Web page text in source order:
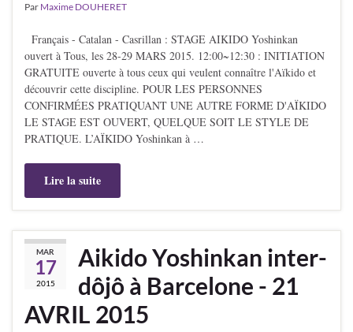
Par Maxime DOUHERET
Français - Catalan - Casrillan : STAGE AIKIDO Yoshinkan
ouvert à Tous, les 28-29 MARS 2015. 12:00~12:30 : INITIATION
GRATUITE ouverte à tous ceux qui veulent connaître l'Aïkido et
découvrir cette discipline. POUR LES PERSONNES
CONFIRMÉES PRATIQUANT UNE AUTRE FORME D'AÏKIDO
LE STAGE EST OUVERT, QUELQUE SOIT LE STYLE DE
PRATIQUE. L’AÏKIDO Yoshinkan à …
Lire la suite
MAR
17
2015
Aikido Yoshinkan inter-
dôjô à Barcelone - 21
AVRIL 2015